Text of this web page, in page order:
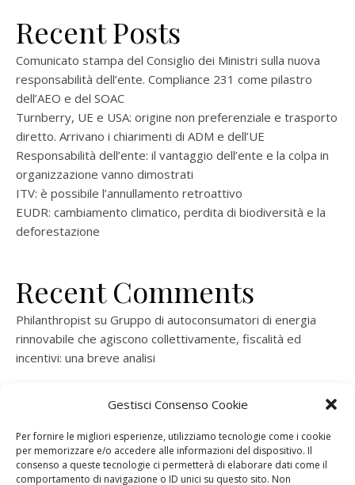
Gestisci Consenso Cookie
Per fornire le migliori esperienze, utilizziamo tecnologie come i cookie
per memorizzare e/o accedere alle informazioni del dispositivo. Il
consenso a queste tecnologie ci permetterà di elaborare dati come il
comportamento di navigazione o ID unici su questo sito. Non
Recent Posts
Comunicato stampa del Consiglio dei Ministri sulla nuova
responsabilità dell’ente. Compliance 231 come pilastro
dell’AEO e del SOAC
Turnberry, UE e USA: origine non preferenziale e trasporto
diretto. Arrivano i chiarimenti di ADM e dell’UE
Responsabilità dell’ente: il vantaggio dell’ente e la colpa in
organizzazione vanno dimostrati
ITV: è possibile l’annullamento retroattivo
EUDR: cambiamento climatico, perdita di biodiversità e la
deforestazione
Recent Comments
Philanthropist su Gruppo di autoconsumatori di energia
rinnovabile che agiscono collettivamente, fiscalità ed
incentivi: una breve analisi
rinnovabile che agiscono collettivamente, fiscalità ed
ramatogelsuGruppo di autoconsumatori di energia
rinnovabile che agiscono collettivamente, fiscalità ed